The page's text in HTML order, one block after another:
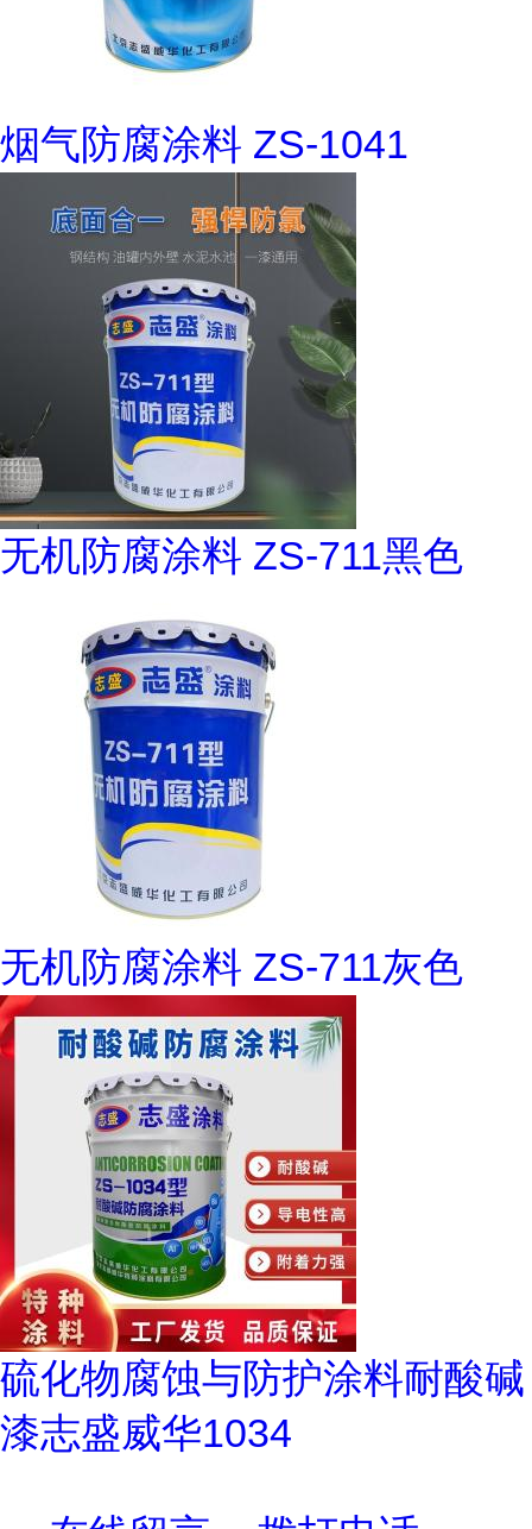
烟气防腐涂料 ZS-1041
无机防腐涂料 ZS-711黑色
无机防腐涂料 ZS-711灰色
硫化物腐蚀与防护涂料耐酸碱
漆志盛威华1034